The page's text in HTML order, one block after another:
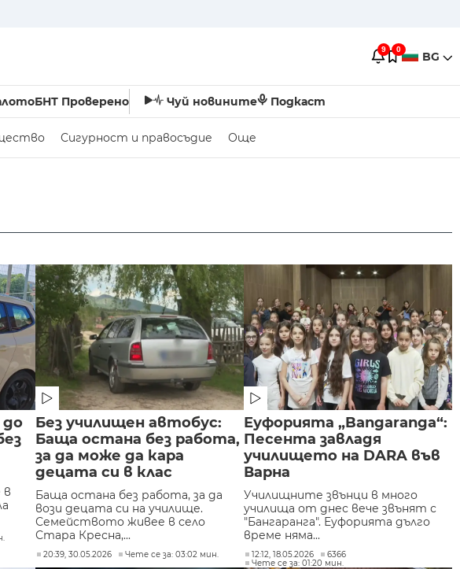
9 0 BG
БНТ Проверено Чуй новините Подкаст
Сигурност и правосъдие Още
до
в
Без училищен автобус:
Баща остана без работа,
за да може да кара
децата си в клас
Баща остана без работа, за да
вози децата си на училище.
Семейството живее в село
Стара Кресна,...
20:39, 30.05.2026 Чете се за: 03:02 мин.
Еуфорията „Bangaranga“:
Песента завладя
училището на DARA във
Варна
Училищните звънци в много
училища от днес вече звънят с
"Бангаранга". Еуфорията дълго
време няма...
12:12, 18.05.2026
6366
Чете се за: 01:20 мин.